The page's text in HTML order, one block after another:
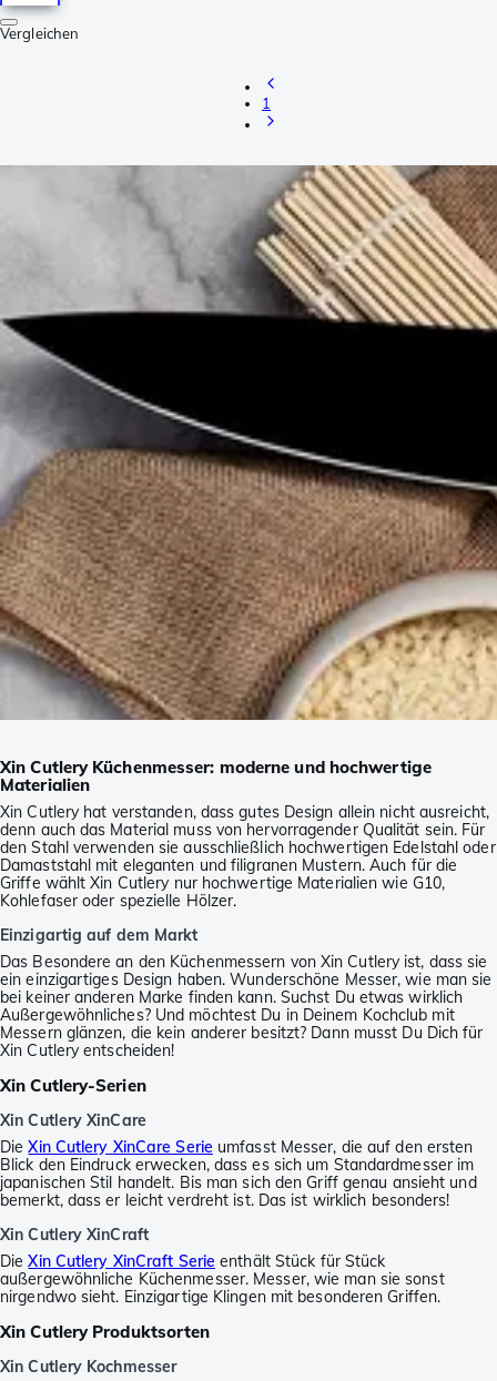
Vergleichen
1
Xin Cutlery Küchenmesser: moderne und hochwertige
Materialien
Xin Cutlery hat verstanden, dass gutes Design allein nicht ausreicht,
denn auch das Material muss von hervorragender Qualität sein. Für
den Stahl verwenden sie ausschließlich hochwertigen Edelstahl oder
Damaststahl mit eleganten und filigranen Mustern. Auch für die
Griffe wählt Xin Cutlery nur hochwertige Materialien wie G10,
Kohlefaser oder spezielle Hölzer.
Einzigartig auf dem Markt
Das Besondere an den Küchenmessern von Xin Cutlery ist, dass sie
ein einzigartiges Design haben. Wunderschöne Messer, wie man sie
bei keiner anderen Marke finden kann. Suchst Du etwas wirklich
Außergewöhnliches? Und möchtest Du in Deinem Kochclub mit
Messern glänzen, die kein anderer besitzt? Dann musst Du Dich für
Xin Cutlery entscheiden!
Xin Cutlery-Serien
Xin Cutlery XinCare
DieXin Cutlery XinCare Serie umfasst Messer, die auf den ersten
Blick den Eindruck erwecken, dass es sich um Standardmesser im
japanischen Stil handelt. Bis man sich den Griff genau ansieht und
bemerkt, dass er leicht verdreht ist. Das ist wirklich besonders!
Xin Cutlery XinCraft
DieXin Cutlery XinCraft Serie enthält Stück für Stück
außergewöhnliche Küchenmesser. Messer, wie man sie sonst
nirgendwo sieht. Einzigartige Klingen mit besonderen Griffen.
Xin Cutlery Produktsorten
Xin Cutlery Kochmesser